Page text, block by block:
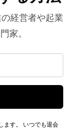
経営者や起業
家。
ます。 いつでも退会